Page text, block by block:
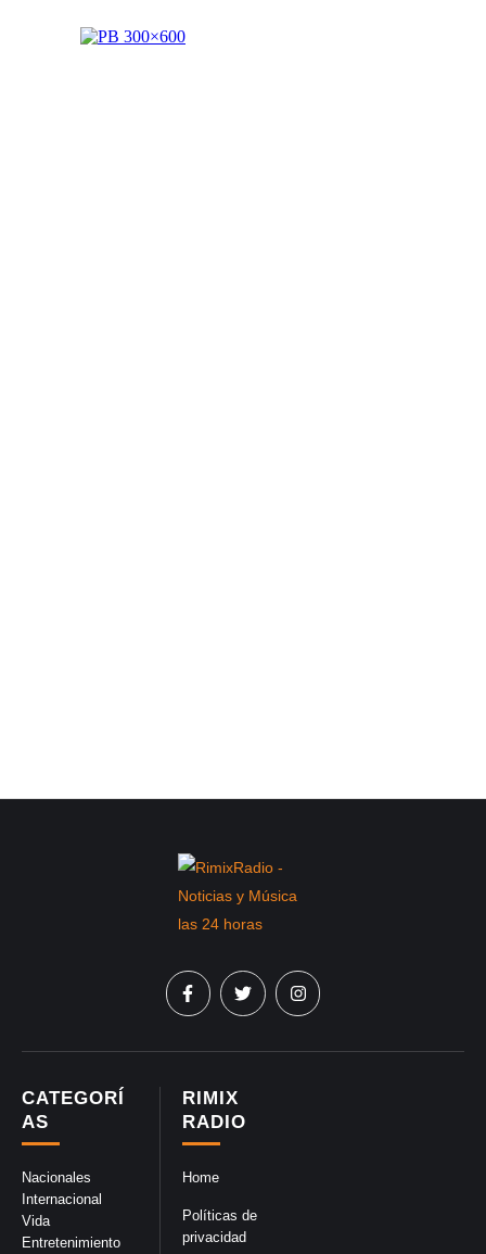
RIMIX
RADIO
Home
Políticas de
privacidad
CATEGORÍ
AS
Nacionales
Internacional
Vida
Entretenimiento